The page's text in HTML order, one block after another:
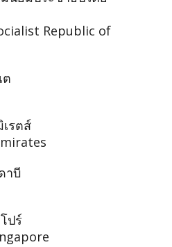
Republic of
ต
รตส์
าบี
ปร์